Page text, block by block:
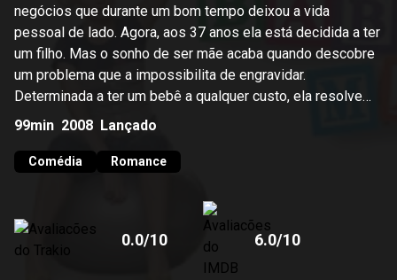
negócios que durante um bom tempo deixou a vida
pessoal de lado. Agora, aos 37 anos ela está decidida a ter
um filho. Mas o sonho de ser mãe acaba quando descobre
um problema que a impossibilita de engravidar.
Determinada a ter um bebê a qualquer custo, ela resolve
contratar uma barriga de aluguel e a eleita é Angie
Ostrowiski. Kate vê sua vida organizada virar de cabeça
para baixo quando Angie aparece na porta de sua casa
99min 2008 Lançado
Comédia Romance
0.0/10 6.0/10